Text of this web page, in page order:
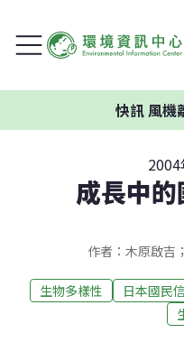
快訊風機離聚
成長中
作者：木原啟吉
生物多樣性 日本國民